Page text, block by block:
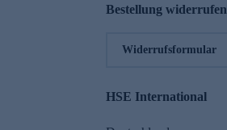
Bestellung widerrufen
Widerrufsformular
HSE International